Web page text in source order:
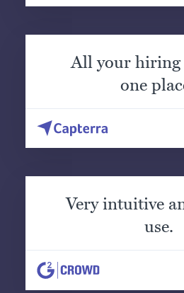
All your hiring
one
Very intuitive
use.